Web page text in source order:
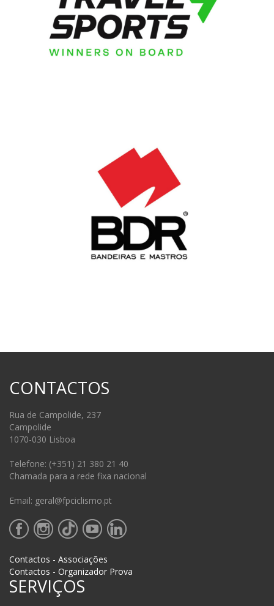
CONTACTOS
Rua de Campolide, 237
Campolide
1070-030 Lisboa
Telefone: (+351) 21 380 21 40
Chamada para a rede fixa nacional
Email: geral@fpciclismo.pt
Contactos - Associações
Contactos - Organizador Prova
SERVIÇOS